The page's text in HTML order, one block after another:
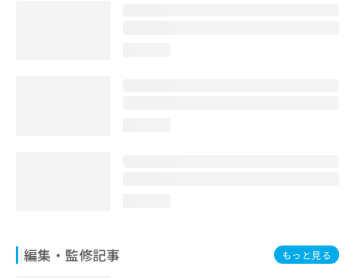
編集・監修記事 もっと見る